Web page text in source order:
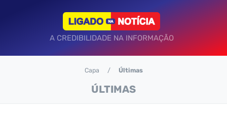
A CREDIBILIDADE NA INFORMAÇÃO
ÚLTIMAS
Capa Últimas